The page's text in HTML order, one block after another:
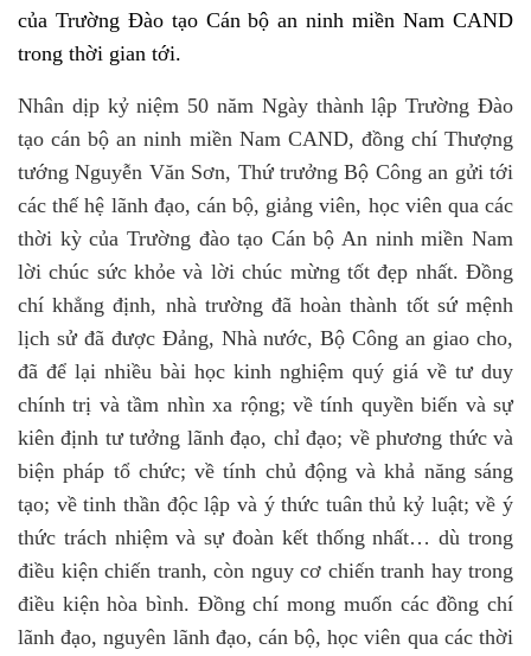
của Trường Đào tạo Cán bộ an ninh miền Nam CAND
trong thời gian tới.
Nhân dịp kỷ niệm 50 năm Ngày thành lập Trường Đào
tạo cán bộ an ninh miền Nam CAND, đồng chí Thượng
tướng Nguyễn Văn Sơn, Thứ trưởng Bộ Công an gửi tới
cácthế hệ lãnh đạo, cán bộ, giảng viên, học viên qua các
thời kỳ của Trường đào tạo Cán bộ An ninh miền Nam
lời chúc sức khỏe và lời chúc mừng tốt đẹp nhất. Đồng
chí khẳng định, nhà trường đã hoàn thành tốt sứ mệnh
lịch sử đã được Đảng, Nhà nước, Bộ Công an giao cho,
đã để lại nhiều bài học kinh nghiệm quý giá về tư duy
chính trị và tầm nhìn xa rộng; về tính quyền biến và sự
kiên định tư tưởng lãnh đạo, chỉ đạo; về phương thức và
biện pháp tổ chức; về tính chủ động và khả năng sáng
tạo; về tinh thần độc lập và ý thức tuân thủ kỷ luật; về ý
thức trách nhiệm và sự đoàn kết thống nhất… dù trong
điều kiện chiến tranh, còn nguy cơ chiến tranh hay trong
điều kiện hòa bình. Đồng chí mong muốn các đồng chí
lãnh đạo, nguyên lãnh đạo, cán bộ, học viên qua các thời